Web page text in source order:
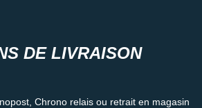
DE LIVRAISON
Chrono relais ou retrait en magasin